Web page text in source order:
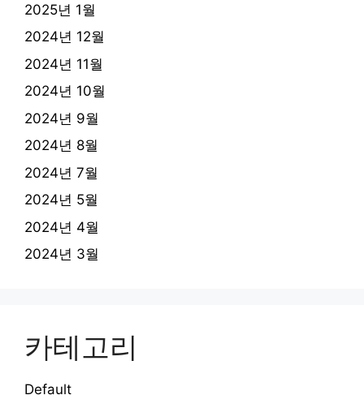
2025년 1월
2024년 12월
2024년 11월
2024년 10월
2024년 9월
2024년 8월
2024년 7월
2024년 5월
2024년 4월
2024년 3월
카테고리
Default